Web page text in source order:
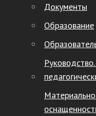
Документы
Образование